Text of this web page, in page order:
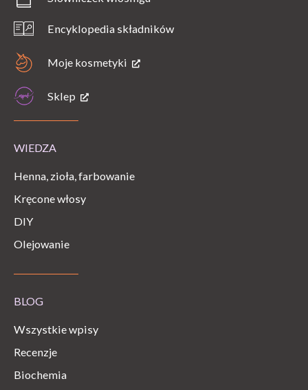
Encyklopedia składników
Moje kosmetyki
Sklep
WIEDZA
Henna, zioła, farbowanie
Kręcone włosy
DIY
Olejowanie
BLOG
Wszystkie wpisy
Recenzje
Biochemia